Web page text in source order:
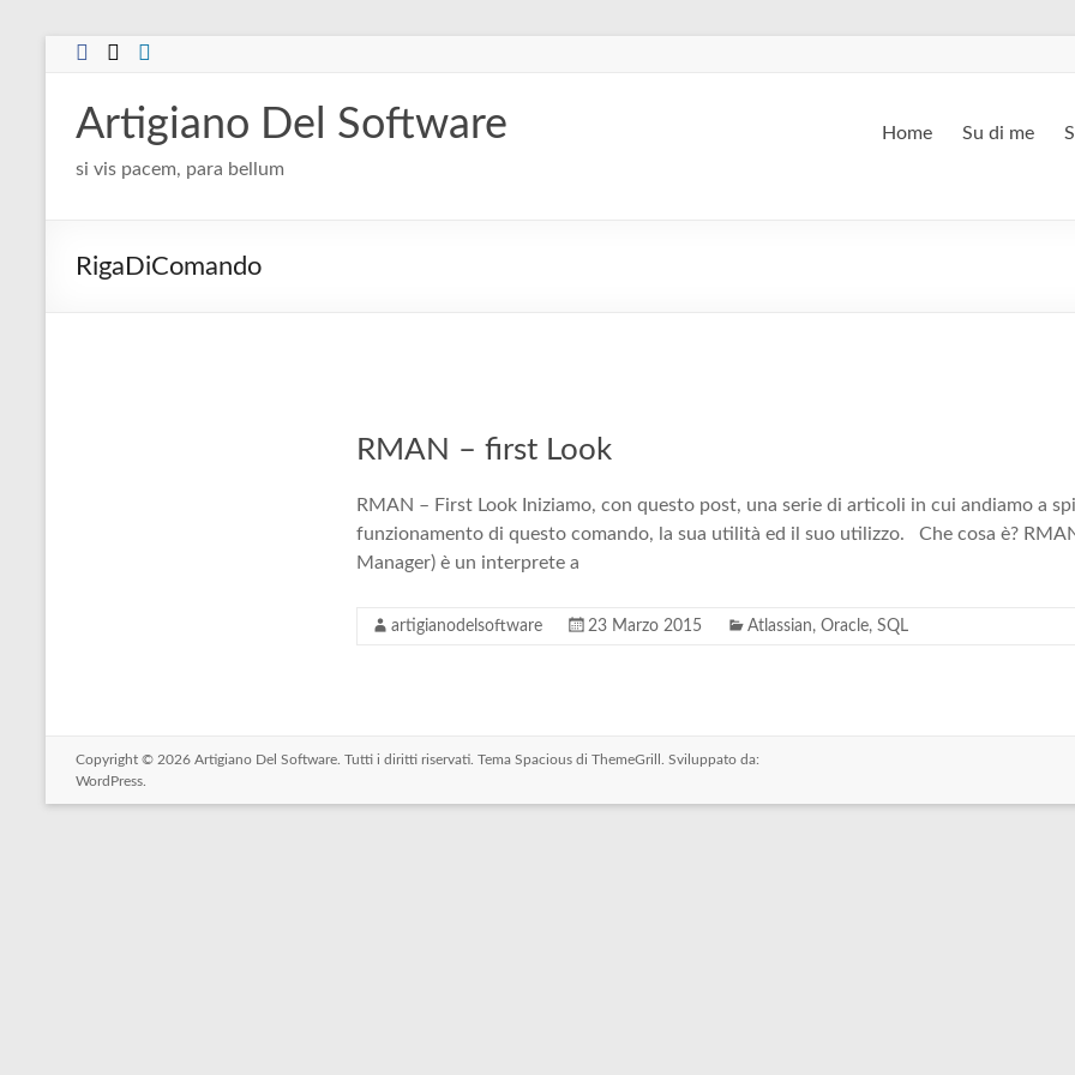
Salta
Artigiano Del Software
si vis pacem, para bellum
Home Su di me
RigaDiComando
RMAN – first Look
RMAN – First Look Iniziamo, con questo post, una serie di articoli in cui andiamo a
funzionamento di questo comando, la sua utilità ed il suo utilizzo. Che cosa è?
Manager) è un interprete a
artigianodelsoftware 23 Marzo 2015 Atlassian, Oracle, SQL
Copyright © 2026 Artigiano Del Software . Tutti i diritti riservati. Tema Spacious di ThemeGrill. Sviluppato da:
WordPress